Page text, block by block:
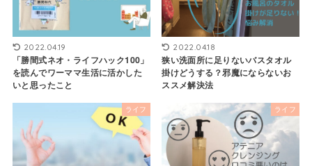
2022.04.19
「勝間式ネオ・ライフハック100」
を読んでワーママ生活に活かした
いと思ったこと
2022.04.18
狭い洗面所に足りないバスタオル
掛けどうする？邪魔にならないお
ススメ解決法
ライフ ライフ